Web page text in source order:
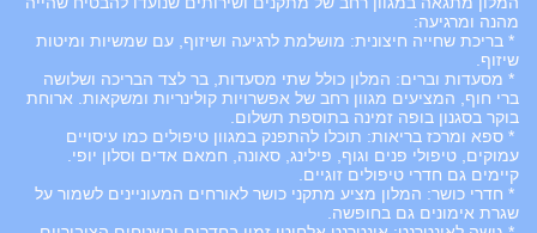
מהנה ומרגיעה:
* בריכת שחייה חיצונית: מושלמת לרגיעה ושיזוף, עם שמשיות ומיטות
שיזוף.
* מסעדות וברים: המלון כולל שתי מסעדות, בר לצד הבריכה ושלושה
ברי חוף, המציעים מגוון רחב של אפשרויות קולינריות ומשקאות. ארוחת
בוקר בסגנון בופה זמינה בתוספת תשלום.
* ספא ומרכז בריאות: תוכלו להתפנק במגוון טיפולים כמו עיסויים
עמוקים, טיפולי פנים וגוף, פילינג, סאונה, חמאם אדים וסלון יופי.
קיימים גם חדרי טיפולים זוגיים.
* חדרי כושר: המלון מציע מתקני כושר לאורחים המעוניינים לשמור על
שגרת אימונים גם בחופשה.